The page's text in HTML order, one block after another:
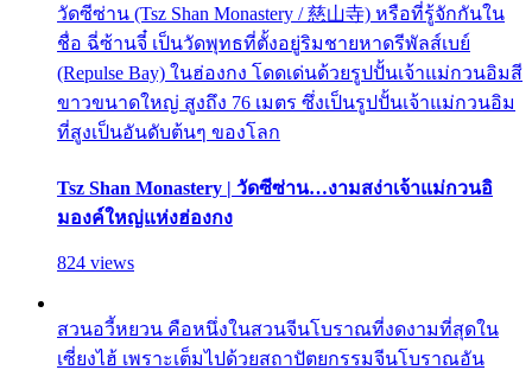
วัดซีซ่าน (Tsz Shan Monastery / 慈山寺) หรือที่รู้จักกันใน
ชื่อ ฉี่ซ้านจี๋ เป็นวัดพุทธที่ตั้งอยู่ริมชายหาดรีพัลส์เบย์
(Repulse Bay) ในฮ่องกง โดดเด่นด้วยรูปปั้นเจ้าแม่กวนอิมสี
ขาวขนาดใหญ่ สูงถึง 76 เมตร ซึ่งเป็นรูปปั้นเจ้าแม่กวนอิม
ที่สูงเป็นอันดับต้นๆ ของโลก
Tsz Shan Monastery | วัดซีซ่าน…งามสง่าเจ้าแม่กวนอิ
มองค์ใหญ่แห่งฮ่องกง
824 views
สวนอวี้หยวน คือหนึ่งในสวนจีนโบราณที่งดงามที่สุดใน
เซี่ยงไฮ้ เพราะเต็มไปด้วยสถาปัตยกรรมจีนโบราณอัน